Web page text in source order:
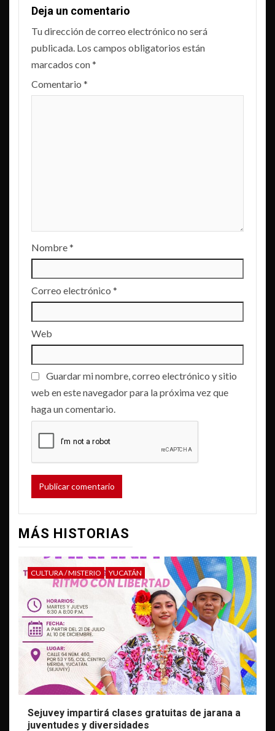
Deja un comentario
Tu dirección de correo electrónico no será
publicada. Los campos obligatorios están
marcados con*
Comentario *
Nombre*
Correo electrónico *
Web
Guardar mi nombre, correo electrónico y sitio
web en este navegador para la próxima vez que
haga un comentario.
MÁS HISTORIAS
CULTURA / MISTERIO YUCATÁN
Sejuvey impartirá clases gratuitas de jarana a
juventudes y diversidades